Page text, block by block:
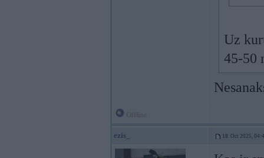
Uz
45-50
ezis_ 18. Oct 2025,